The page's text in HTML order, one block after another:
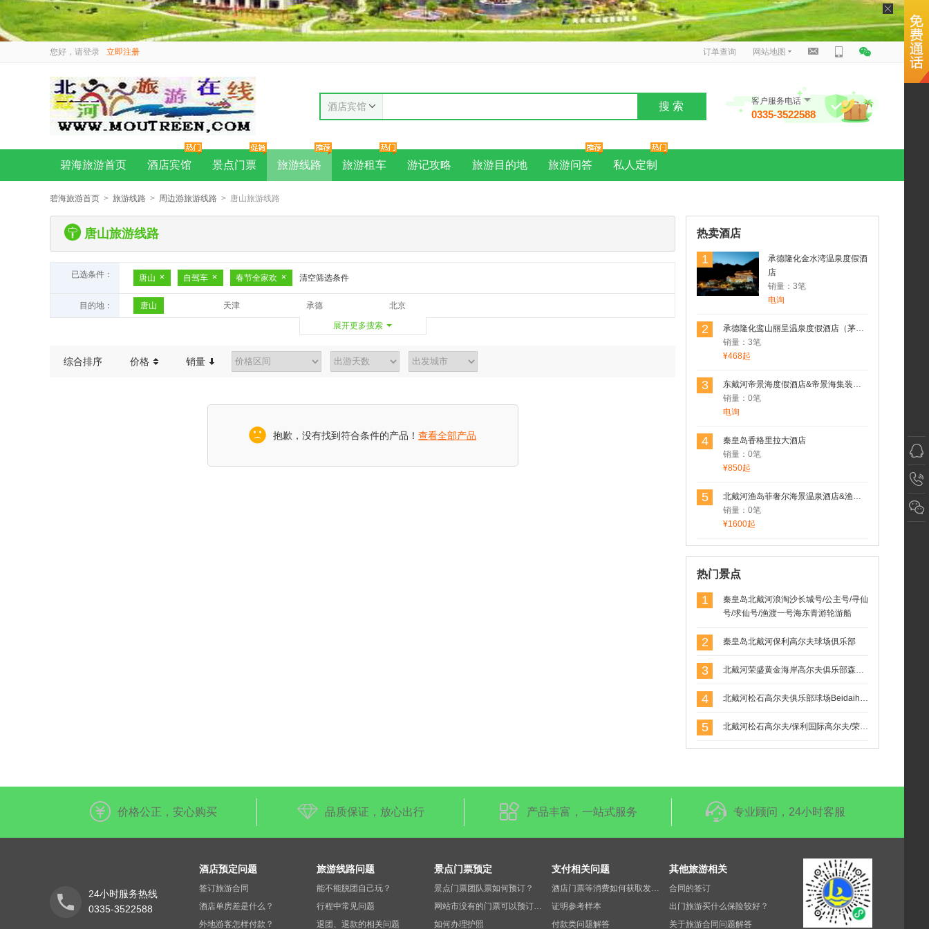
您好，请登录 立即注册 订单查询 网站地图
酒店宾馆 搜 索 客户服务电话
0335-3522588
碧海旅游首页 酒店宾馆 景点门票 旅游线路 旅游租车 游记攻略 旅游目的地 旅游问答 私人定制
碧海旅游首页 > 旅游线路 > 周边游旅游线路 > 唐山旅游线路
唐山旅游线路
已选条件： 唐山 自驾车 春节全家欢 清空筛选条件
目的地： 唐山 天津 承德 北京
展开更多搜索
综合排序 价格 销量
抱歉，没有找到符合条件的产品！ 查看全部产品
热卖酒店
1
承德隆化金水湾温泉度假酒
店
销量：3笔
电询
2
承德隆化鸾山丽呈温泉度假酒店（茅荆坝七家温泉村）
销量：3笔
¥468起
3
东戴河帝景海度假酒店&帝景海集装箱酒店
销量：0笔
电询
4
秦皇岛香格里拉大酒店
销量：0笔
¥850起
5
北戴河渔岛菲奢尔海景温泉酒店&渔岛菲奢尔森泽苑&渔岛菲奢尔度假酒店
销量：0笔
¥1600起
热门景点
1
秦皇岛北戴河浪淘沙长城号/公主号/寻仙
号/求仙号/渔渡一号海东青游轮游船
2 秦皇岛北戴河保利高尔夫球场俱乐部
3 北戴河荣盛黄金海岸高尔夫俱乐部森林场(荣盛森林高尔夫球场）
4 北戴河松石高尔夫俱乐部球场Beidaihe Pine Rock Golf
5 北戴河松石高尔夫/保利国际高尔夫/荣盛森林高尔夫俱乐部球场联合预定
价格公正，安心购买 品质保证，放心出行 产品丰富，一站式服务 专业顾问，24小时客服
24小时服务热线
0335-3522588
酒店预定问题
签订旅游合同
酒店单房差是什么？
外地游客怎样付款？
旅游线路问题
能不能脱团自己玩？
行程中常见问题
退团、退款的相关问题
景点门票预定
景点门票团队票如何预订？
网站市没有的门票可以预订吗？
如何办理护照
支付相关问题
酒店门票等消费如何获取发票？
证明参考样本
付款类问题解答
其他旅游相关
合同的签订
出门旅游买什么保险较好？
关于旅游合同问题解答